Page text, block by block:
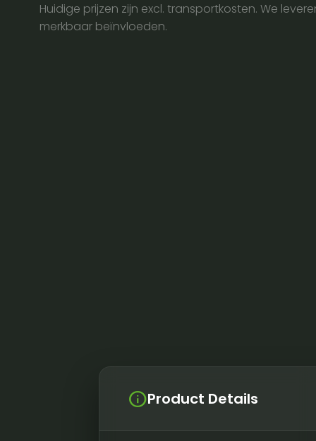
Huidige prijzen zijn excl. transportkosten. We
merkbaar beïnvloeden.
infoProduct Details